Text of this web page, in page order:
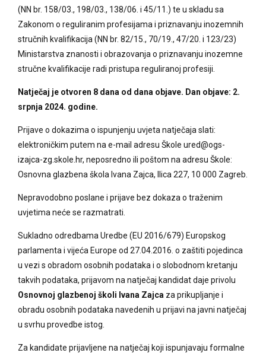
(NN br. 158/03., 198/03., 138/06. i 45/11.) te u skladu sa
Zakonom o reguliranim profesijama i priznavanju inozemnih
stručnih kvalifikacija (NN br. 82/15., 70/19., 47/20. i 123/23)
Ministarstva znanosti i obrazovanja o priznavanju inozemne
stručne kvalifikacije radi pristupa reguliranoj profesiji.
Natječaj je otvoren 8 dana od dana objave. Dan objave: 2.
srpnja 2024. godine.
Prijave o dokazima o ispunjenju uvjeta natječaja slati:
elektroničkim putem na e-mail adresu Škole ured@ogs-
izajca-zg.skole.hr, neposredno ili poštom na adresu Škole:
Osnovna glazbena škola Ivana Zajca, Ilica 227, 10 000 Zagreb.
Nepravodobno poslane i prijave bez dokaza o traženim
uvjetima neće se razmatrati.
Sukladno odredbama Uredbe (EU 2016/679) Europskog
parlamenta i vijeća Europe od 27.04.2016. o zaštiti pojedinca
u vezi s obradom osobnih podataka i o slobodnom kretanju
takvih podataka, prijavom na natječaj kandidat daje privolu
Osnovnoj glazbenoj školi Ivana Zajca za prikupljanje i
obradu osobnih podataka navedenih u prijavi na javni natječaj
u svrhu provedbe istog.
Za kandidate prijavljene na natječaj koji ispunjavaju formalne